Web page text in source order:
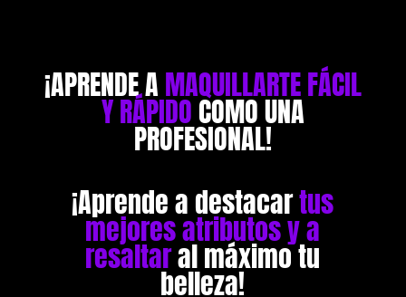
¡APRENDE A MAQUILLARTE FÁCIL
Y RÁPIDO COMO UNA
PROFESIONAL!
¡Aprende a destacartus
mejores atributos y a
resaltaral máximo tu
belleza!